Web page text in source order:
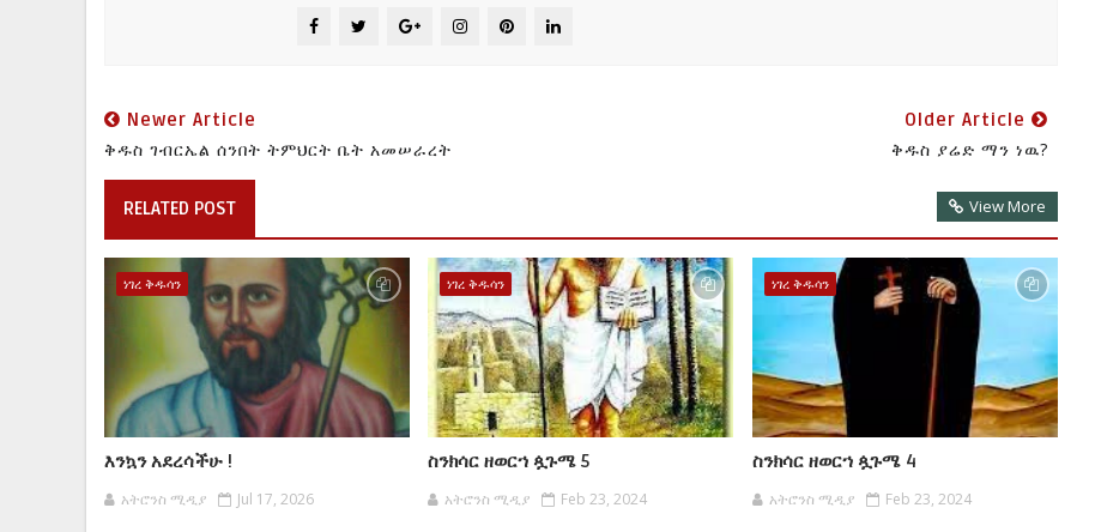
Newer Article
ቅዱስ ገብርኤል ሰንበት ትምህርት ቤት አመሠራረት
Older Article
ቅዱስ ያሬድ ማን ነዉ?
RELATED POST View More
ነገረ ቅዱሳን
እንኳን አደረሳችሁ !
አትሮንስ ሚዲያ Jul 17, 2026
ነገረ ቅዱሳን
ስንክሳር ዘወርኀ ጷጉሜ 5
አትሮንስ ሚዲያ Feb 23, 2024
ነገረ ቅዱሳን
ስንክሳር ዘወርኀ ጷጉሜ 4
አትሮንስ ሚዲያ Feb 23, 2024